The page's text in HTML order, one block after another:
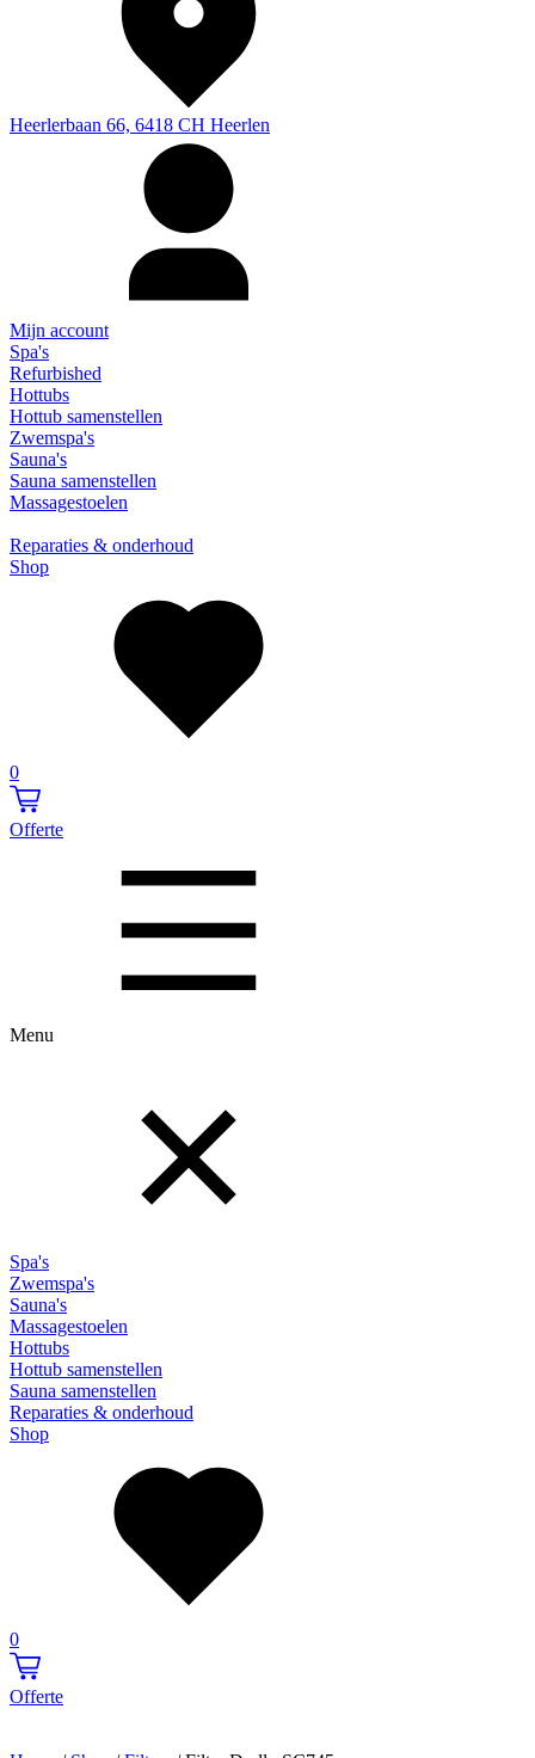
Heerlerbaan 66, 6418 CH Heerlen
Mijn account
Spa's
Refurbished
Hottubs
Hottub samenstellen
Zwemspa's
Sauna's
Sauna samenstellen
Massagestoelen
Reparaties & onderhoud
Shop
0
Offerte
Menu
Spa's
Zwemspa's
Sauna's
Massagestoelen
Hottubs
Hottub samenstellen
Sauna samenstellen
Reparaties & onderhoud
Shop
0
Offerte